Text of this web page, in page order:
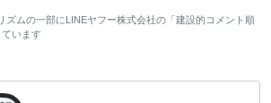
ズムの一部にLINEヤフー株式会社の「建設的コメント順
います